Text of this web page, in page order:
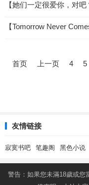
【她们一定很爱你，对
【Tomorrow Never
首页 上一页 4 5
友情链接
寂寞书吧 笔趣阁 黑色小说
警告：如果您未滿18歲或您